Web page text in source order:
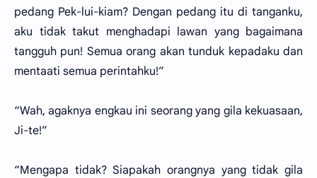
pedang Pek-lui-kiam? Dengan pedang itu di tanganku,
aku tidak takut menghadapi lawan yang bagaimana
tangguh pun! Semua orang akan tunduk kepadaku dan
mentaati semua perintahku!”
“Wah, agaknya engkau ini seorang yang gila kekuasaan,
Ji-te!”
“Mengapa tidak? Siapakah orangnya yang tidak gila